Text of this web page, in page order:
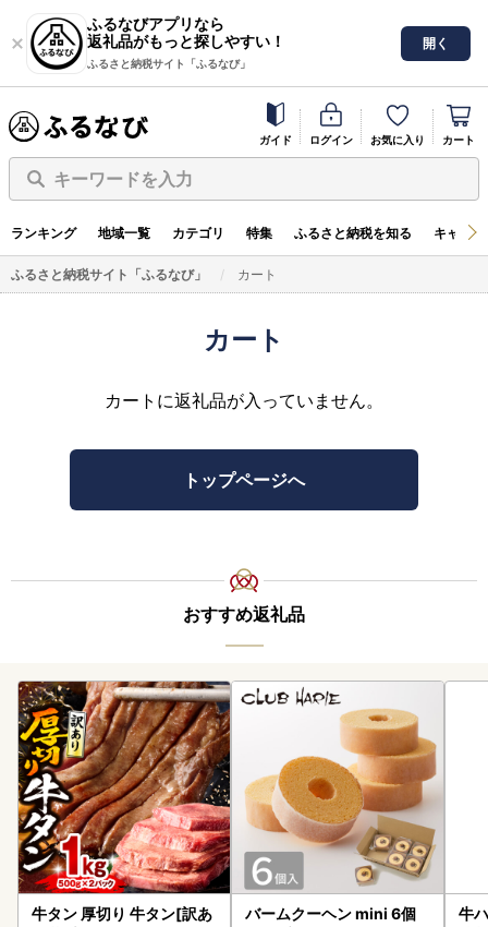
ふるなびアプリなら
返礼品がもっと探しやすい！
ふるさと納税サイト「ふるなび」
開く
ガイド ログイン お気に入り カート
キーワードを入力
ランキング 地域一覧 カテゴリ 特集 ふるさと納税を知る キャン
ふるさと納税サイト「ふるなび」 カート
カート
カートに返礼品が入っていません。
トップページへ
おすすめ返礼品
牛タン 厚切り 牛タン[訳あ
バームクーヘン mini 6個
牛